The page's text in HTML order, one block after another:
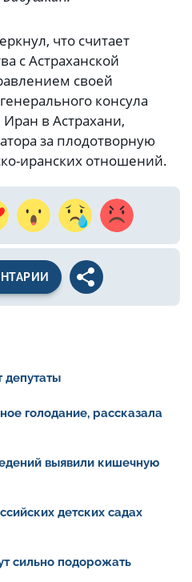
что считает
с Астраханской
своей
консула
в Астрахани,
за плодотворную
иранских отношений.
депутаты
голодание, рассказала
выявили кишечную
детских садах
сильно подорожать